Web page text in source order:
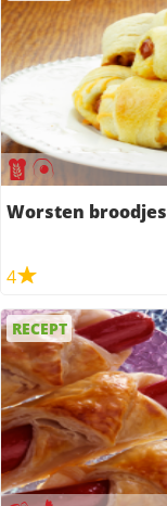
Worsten broodjes
4
RECEPT